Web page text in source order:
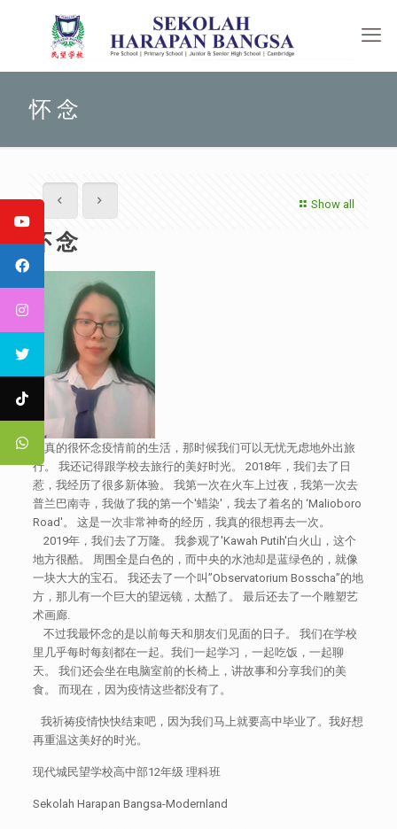
怀 念
Show all
怀 念
我真的很怀念疫情前的生活，那时候我们可以无忧无虑地外出旅
行。 我还记得跟学校去旅行的美好时光。 2018年，我们去了日
惹，我经历了很多新体验。 我第一次在火车上过夜，我第一次去
普兰巴南寺，我做了我的第一个'蜡染'，我去了着名的 ‘Malioboro
Road'。 这是一次非常神奇的经历，我真的很想再去一次。
2019年，我们去了万隆。 我参观了'Kawah Putih'白火山，这个
地方很酷。 周围全是白色的，而中央的水池却是蓝绿色的，就像
一块大大的宝石。 我还去了一个叫”Observatorium Bosscha”的地
方，那儿有一个巨大的望远镜，太酷了。 最后还去了一个雕塑艺
术画廊.
不过我最怀念的是以前每天和朋友们见面的日子。 我们在学校
里几乎每时每刻都在一起。我们一起学习，一起吃饭，一起聊
天。 我们还会坐在电脑室前的长椅上，讲故事和分享我们的美
食。 而现在，因为疫情这些都没有了。
我祈祷疫情快快结束吧，因为我们马上就要高中毕业了。我好想
再重温这美好的时光。
现代城民望学校高中部12年级 理科班
Sekolah Harapan Bangsa-Modernland